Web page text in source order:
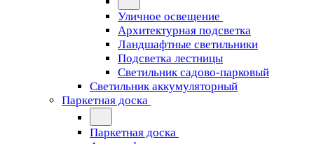
Уличное освещение
Архитектурная подсветка
Ландшафтные светильники
Подсветка лестницы
Светильник садово-парковый
Светильник аккумуляторный
Паркетная доска
Паркетная доска